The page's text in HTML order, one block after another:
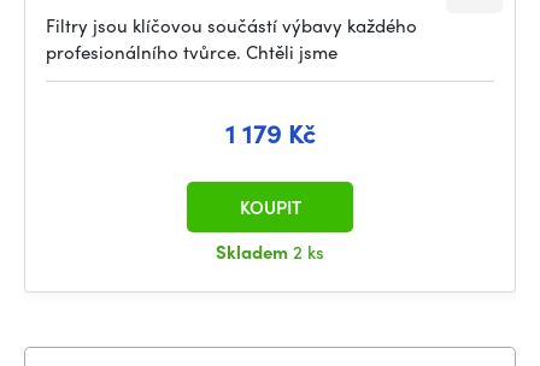
Filtry jsou klíčovou součástí výbavy každého
profesionálního tvůrce. Chtěli jsme
1 179 Kč
Skladem2 ks
KOUPIT